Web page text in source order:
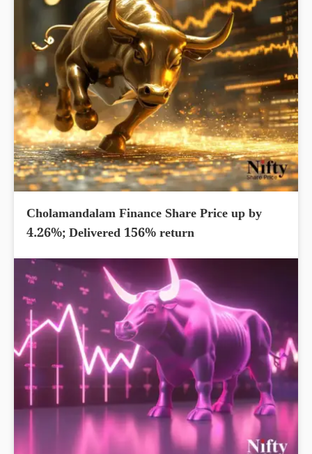
Cholamandalam Finance Share Price up by
4.26%; Delivered 156% return